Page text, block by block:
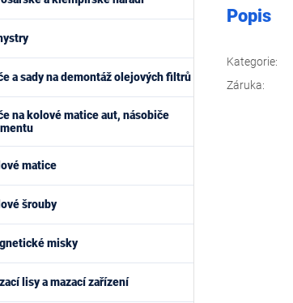
a sady na demontáž olejových filtrů
na kolové matice aut, násobiče
matice
šrouby
misky
lisy a mazací zařízení
Popis
Kategorie:
Záruka: